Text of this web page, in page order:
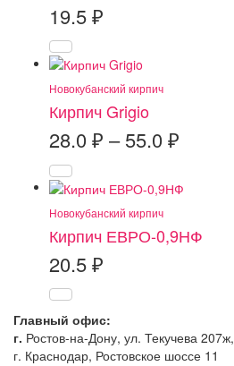
19.5₽
Новокубанский кирпич
Кирпич Grigio
28.0 ₽ – 55.0 ₽
28.0 ₽
–
55.0 ₽
Новокубанский кирпич
Кирпич ЕВРО-0,9НФ
20.5₽
Главный офис:
г. Ростов-на-Дону, ул. Текучева 207ж,
г. Краснодар, Ростовское шоссе 11